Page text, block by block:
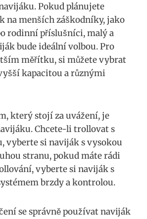
Pokud plánujete
na menších záškodníky, jako
rodinní ‍příslušníci, malý a
bude ideální⁢ volbou. ​Pro
měřítku, si můžete vybrat
kapacitou a různými
který stojí za uvážení, je
Chcete-li trollovat s
⁢vyberte si naviják s vysokou
stranu, pokud máte rádi
vyberte si naviják s
brzdy a kontrolou.
se ⁢správně používat naviják